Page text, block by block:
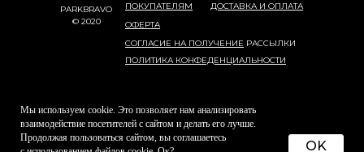
Мы используем cookie. Это позволяет нам анализировать
взаимодействие посетителей с сайтом и делать его лучше.
Продолжая пользоваться сайтом, вы соглашаетесь
OK
ПОКУПАТЕЛЯМ
PARKBRAVO
© 2020
СОГЛАСИЕ НА ПОЛУЧЕНИЕ РАССЫЛКИ
ПОЛИТИКА КОНФЕДЕНЦИАЛЬНОСТИ
ОФЕРТА
ДОСТАВКА И ОПЛАТА